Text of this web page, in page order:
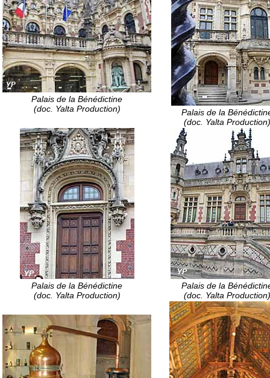
Palais de la Bénédictine
(doc. Yalta Production)
Palais de la
(doc. Yalta Production)
Palais de la Bénédictine
(doc. Yalta Production)
Palais de la
(doc. Yalta Production)